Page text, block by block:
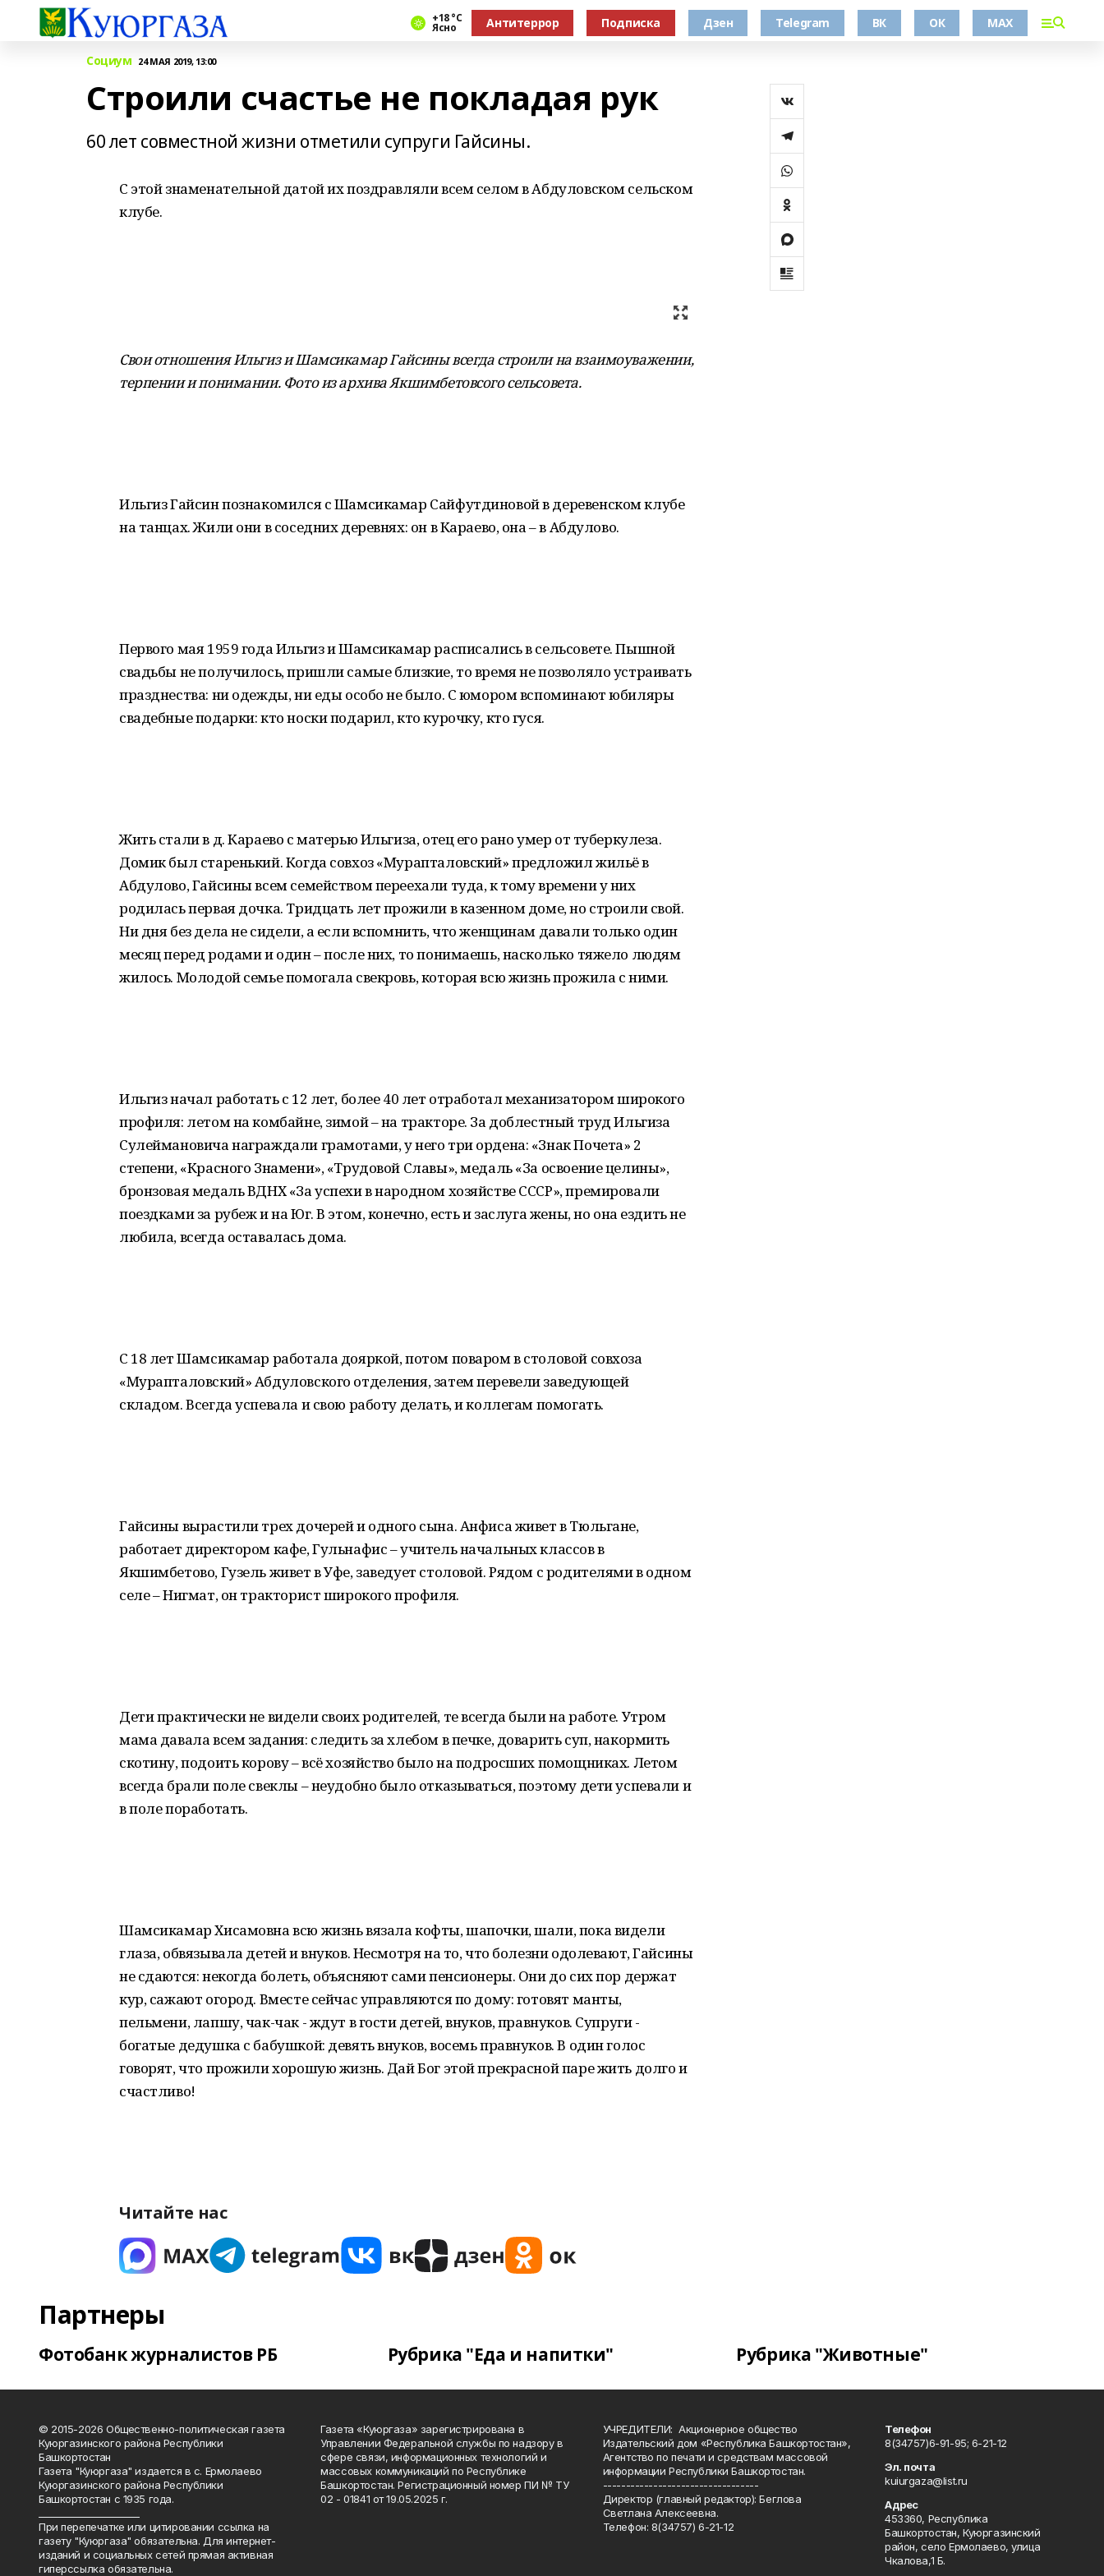
+18 °С
Ясно Антитеррор Подписка Дзен Telegram ВК ОК MAX
Социум 24 МАЯ 2019, 13:00
Строили счастье не покладая рук
60 лет совместной жизни отметили супруги Гайсины.
С этой знаменательной датой их поздравляли всем селом в Абдуловском сельском
клубе.
Свои отношения Ильгиз и Шамсикамар Гайсины всегда строили на взаимоуважении,
терпении и понимании. Фото из архива Якшимбетовсого сельсовета.
Ильгиз Гайсин познакомился с Шамсикамар Сайфутдиновой в деревенском клубе
на танцах. Жили они в соседних деревнях: он в Караево, она – в Абдулово.
Первого мая 1959 года Ильгиз и Шамсикамар расписались в сельсовете. Пышной
свадьбы не получилось, пришли самые близкие, то время не позволяло устраивать
празднества: ни одежды, ни еды особо не было. С юмором вспоминают юбиляры
свадебные подарки: кто носки подарил, кто курочку, кто гуся.
Жить стали в д. Караево с матерью Ильгиза, отец его рано умер от туберкулеза.
Домик был старенький. Когда совхоз «Мурапталовский» предложил жильё в
Абдулово, Гайсины всем семейством переехали туда, к тому времени у них
родилась первая дочка. Тридцать лет прожили в казенном доме, но строили свой.
Ни дня без дела не сидели, а если вспомнить, что женщинам давали только один
месяц перед родами и один – после них, то понимаешь, насколько тяжело людям
жилось. Молодой семье помогала свекровь, которая всю жизнь прожила с ними.
Ильгиз начал работать с 12 лет, более 40 лет отработал механизатором широкого
профиля: летом на комбайне, зимой – на тракторе. За доблестный труд Ильгиза
Сулеймановича награждали грамотами, у него три ордена: «Знак Почета» 2
степени, «Красного Знамени», «Трудовой Славы», медаль «За освоение целины»,
бронзовая медаль ВДНХ «За успехи в народном хозяйстве СССР», премировали
поездками за рубеж и на Юг. В этом, конечно, есть и заслуга жены, но она ездить не
любила, всегда оставалась дома.
С 18 лет Шамсикамар работала дояркой, потом поваром в столовой совхоза
«Мурапталовский» Абдуловского отделения, затем перевели заведующей
складом. Всегда успевала и свою работу делать, и коллегам помогать.
Гайсины вырастили трех дочерей и одного сына. Анфиса живет в Тюльгане,
работает директором кафе, Гульнафис – учитель начальных классов в
Якшимбетово, Гузель живет в Уфе, заведует столовой. Рядом с родителями в одном
селе – Нигмат, он тракторист широкого профиля.
Дети практически не видели своих родителей, те всегда были на работе. Утром
мама давала всем задания: следить за хлебом в печке, доварить суп, накормить
скотину, подоить корову – всё хозяйство было на подросших помощниках. Летом
всегда брали поле свеклы – неудобно было отказываться, поэтому дети успевали и
в поле поработать.
Шамсикамар Хисамовна всю жизнь вязала кофты, шапочки, шали, пока видели
глаза, обвязывала детей и внуков. Несмотря на то, что болезни одолевают, Гайсины
не сдаются: некогда болеть, объясняют сами пенсионеры. Они до сих пор держат
кур, сажают огород. Вместе сейчас управляются по дому: готовят манты,
пельмени, лапшу, чак-чак - ждут в гости детей, внуков, правнуков. Супруги -
богатые дедушка с бабушкой: девять внуков, восемь правнуков. В один голос
говорят, что прожили хорошую жизнь. Дай Бог этой прекрасной паре жить долго и
счастливо!
Читайте нас
Партнеры
Фотобанк журналистов РБ Рубрика "Еда и напитки" Рубрика "Животные"
© 2015-2026 Общественно-политическая газета
Куюргазинского района Республики
Башкортостан
Газета "Куюргаза" издается в с. Ермолаево
Куюргазинского района Республики
Башкортостан с 1935 года.
При перепечатке или цитировании ссылка на
газету "Куюргаза" обязательна. Для интернет-
изданий и социальных сетей прямая активная
гиперссылка обязательна.
Газета «Куюргаза» зарегистрирована в
Управлении Федеральной службы по надзору в
сфере связи, информационных технологий и
массовых коммуникаций по Республике
Башкортостан. Регистрационный номер ПИ № ТУ
02 - 01841 от 19.05.2025 г.
УЧРЕДИТЕЛИ: Акционерное общество
Издательский дом «Республика Башкортостан»,
Агентство по печати и средствам массовой
информации Республики Башкортостан.
----------------------------------
Директор (главный редактор): Беглова
Светлана Алексеевна.
Телефон: 8(34757) 6-21-12
Телефон
8(34757)6-91-95; 6-21-12
Эл. почта
kuiurgaza@list.ru
Адрес
453360, Республика
Башкортостан, Куюргазинский
район, село Ермолаево, улица
Чкалова,1 Б.